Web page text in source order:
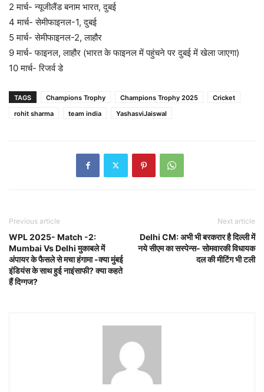
2 मार्च- न्यूजीलैंड बनाम भारत, दुबई
4 मार्च- सेमीफाइनल-1, दुबई
5 मार्च- सेमीफाइनल-2, लाहौर
9 मार्च- फाइनल, लाहौर (भारत के फाइनल में पहुंचने पर दुबई में खेला जाएगा)
10 मार्च- रिजर्व डे
TAGS Champions Trophy Champions Trophy 2025
Cricket
rohit sharma
team india YashasviJaiswal
Previous article
WPL 2025- Match -2:
Mumbai Vs Delhi मुकाबले में
अंपायर के फैसले से मचा हंगामा -क्या मुंबई
इंडियंस के साथ हुई नाइंसाफी? क्या कहते
हैं दिग्गज?
Next article
Delhi CM: अभी भी बरकरार है दिल्ली में
नये सीएम का सस्पेन्स- सोमवारकी विधायक
दल की मीटिंग भी टली